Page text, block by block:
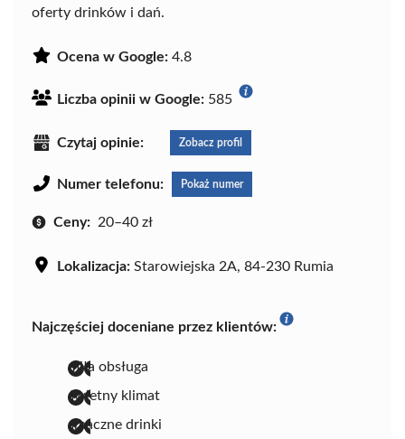
oferty drinków i dań.
Ocena w Google: 4.8
Liczba opinii w Google: 585
Czytaj opinie: Zobacz profil
Numer telefonu: Pokaż numer
Ceny: 20–40 zł
Lokalizacja: Starowiejska 2A, 84-230 Rumia
Najczęściej doceniane przez klientów:
miła obsługa
świetny klimat
smaczne drinki